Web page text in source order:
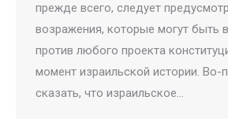
прежде всего, следует
возражения, которые могут быть
против любого проекта
момент израильской истории. Во-
сказать, что израильское…